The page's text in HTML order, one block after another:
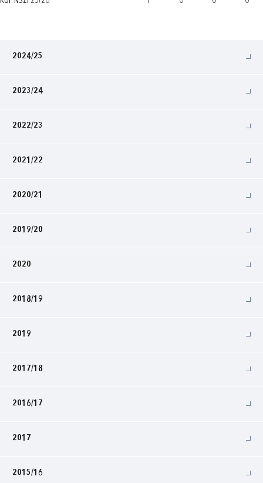
2024/25
2023/24
2022/23
2021/22
2020/21
2019/20
2020
2018/19
2019
2017/18
2016/17
2017
2015/16